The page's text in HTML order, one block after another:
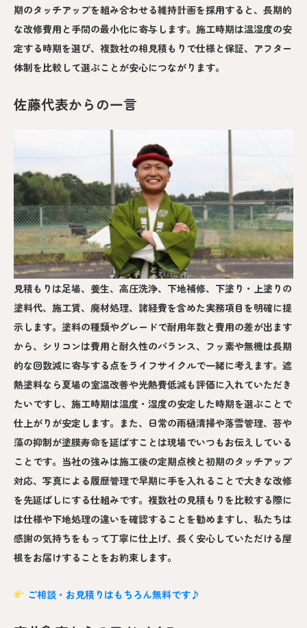
期のタッチアップを組み合わせる維持計画を採用すると、長期的
な改修費用と手間の最小化に寄与します。施工時期は温湿度の安
定する時期を選び、複数社の相見積もりで仕様と保証、アフター
体制を比較して選ぶことが安心につながります。
佐藤代表からの一言
見積もりは足場、養生、高圧洗浄、下地補修、下塗り・上塗りの
塗料代、施工賃、廃材処理、諸経費を含めた実務項目を明確に提
示します。塗料の種類やグレードで耐用年数と費用の差が出ます
から、シリコンは費用と耐久性のバランス、フッ素や無機は長期
的な回数減に寄与する点をライフサイクルで一緒に考えます。遮
熱塗料なら夏場の室温改善や光熱費低減も評価に入れていただき
たいですし、施工時期は温度・湿度の安定した時期を選ぶことで
仕上がりが安定します。また、日常の雨樋清掃や落雪管理、苔や
藻の抑制が塗膜寿命を延ばすことは現場でいつもお伝えしている
ことです。当社の強みは施工後の定期点検と初期のタッチアップ
対応、写真による履歴管理で早期に手を入れることで大きな改修
を先延ばしにする仕組みです。複数社の見積もりを比較する際に
は仕様や下地処理の違いを確認することを勧めますし、私たちは
感謝の気持ちをもって丁寧に仕上げ、長く安心していただける屋
根をお届けすることをお約束します。
ご相談・お見積りはもちろん無料です♪